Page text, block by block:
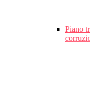
Piano